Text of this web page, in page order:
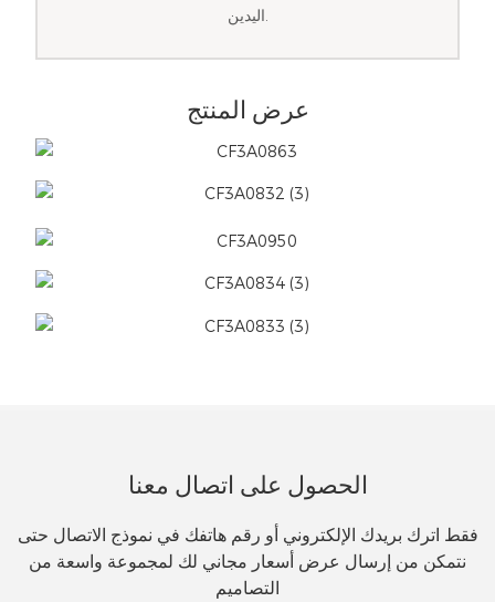
اليدين.
عرض المنتج
الحصول على اتصال معنا
فقط اترك بريدك الإلكتروني أو رقم هاتفك في نموذج الاتصال حتى
نتمكن من إرسال عرض أسعار مجاني لك لمجموعة واسعة من
التصاميم